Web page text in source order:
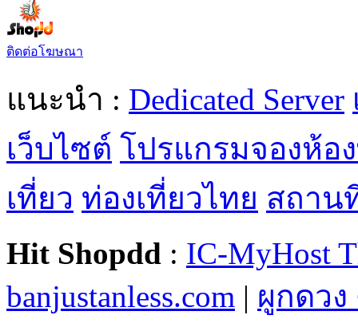
ติดต่อโฆษณา
แนะนำ : Dedicated Server
เว็บไซต์ โปรแกรมจองห้อ
เที่ยว ท่องเที่ยวไทย สถาน
Hit Shopdd : IC-MyHost
banjustanless.com | ผูกดวง